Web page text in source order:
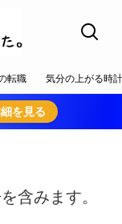
転職 気分の上がる時計
を見る
含みます。